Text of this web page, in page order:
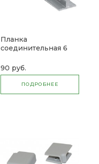
Планка
соединительная 6
90 руб.
ПОДРОБНЕЕ